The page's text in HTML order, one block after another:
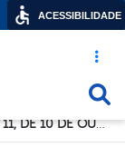
Acesso
EDITAL DE CONVOCAÇÃO Nº 11, DE 10 DE OUTUBRO DE 2023.
ACESSIBILIDADE